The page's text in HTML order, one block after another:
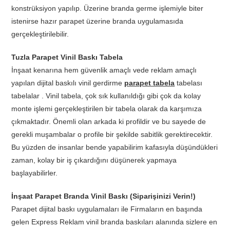
konstrüksiyon yapılıp. Üzerine branda germe işlemiyle biter
istenirse hazır parapet üzerine branda uygulamasıda
gerçekleştirilebilir.
Tuzla Parapet Vinil Baskı Tabela
İnşaat kenarına hem güvenlik amaçlı vede reklam amaçlı
yapılan dijital baskılı vinil gerdirme parapet tabela tabelası
tabelalar . Vinil tabela, çok sık kullanıldığı gibi çok da kolay
monte işlemi gerçekleştirilen bir tabela olarak da karşımıza
çıkmaktadır. Önemli olan arkada ki profildir ve bu sayede de
gerekli muşambalar o profile bir şekilde sabitlik gerektirecektir.
Bu yüzden de insanlar bende yapabilirim kafasıyla düşündükleri
zaman, kolay bir iş çıkardığını düşünerek yapmaya
başlayabilirler.
İnşaat Parapet Branda Vinil Baskı (Siparişinizi Verin!)
Parapet dijital baskı uygulamaları ile Firmaların en başında
gelen Express Reklam vinil branda baskıları alanında sizlere en